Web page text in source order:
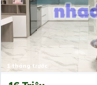
1 tháng trước